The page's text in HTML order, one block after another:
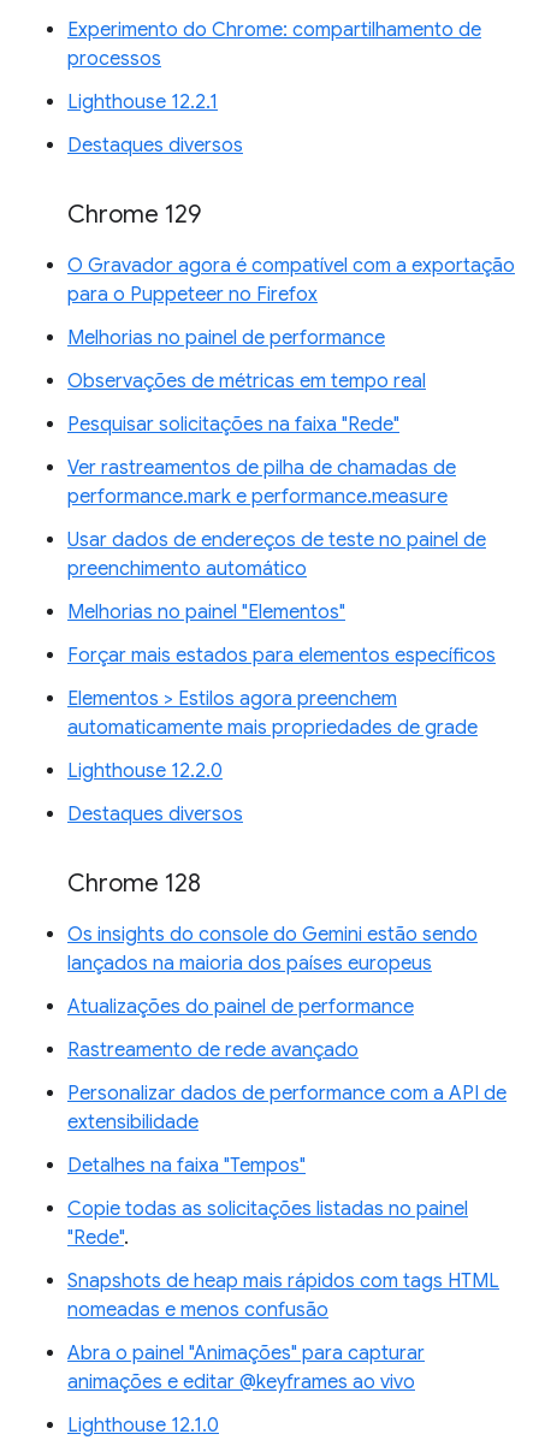
Experimento do Chrome: compartilhamento de
processos
Lighthouse 12.2.1
Destaques diversos
Chrome 129
O Gravador agora é compatível com a exportação
para o Puppeteer no Firefox
Melhorias no painel de performance
Observações de métricas em tempo real
Pesquisar solicitações na faixa "Rede"
Ver rastreamentos de pilha de chamadas de
performance.mark e performance.measure
Usar dados de endereços de teste no painel de
preenchimento automático
Melhorias no painel "Elementos"
Forçar mais estados para elementos específicos
Elementos > Estilos agora preenchem
automaticamente mais propriedades de grade
Lighthouse 12.2.0
Destaques diversos
Chrome 128
Os insights do console do Gemini estão sendo
lançados na maioria dos países europeus
Atualizações do painel de performance
Rastreamento de rede avançado
Personalizar dados de performance com a API de
extensibilidade
Detalhes na faixa "Tempos"
Copie todas as solicitações listadas no painel
"Rede".
Snapshots de heap mais rápidos com tags HTML
nomeadas e menos confusão
Abra o painel "Animações" para capturar
animações e editar @keyframes ao vivo
Lighthouse 12.1.0